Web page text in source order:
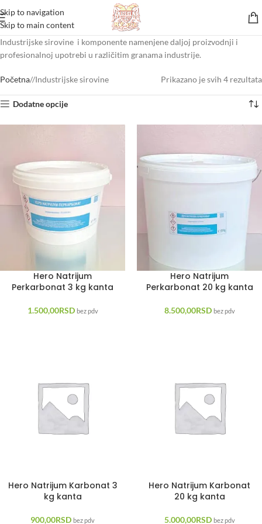
Skip to navigation
Skip to main content
Industrijske sirovine i komponente namenjene daljoj proizvodnji i
profesionalnoj upotrebi u različitim granama industrije.
Početna/ Industrijske sirovine Prikazano je svih 4 rezultata
Dodatne opcije
Hero Natrijum
Perkarbonat 3 kg kanta
1.500,00RSD bez pdv
Hero Natrijum
Perkarbonat 20 kg kanta
8.500,00RSD bez pdv
Hero Natrijum Karbonat 3
kg kanta
900,00RSD bez pdv
Hero Natrijum Karbonat
20 kg kanta
5.000,00RSD bez pdv